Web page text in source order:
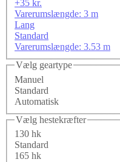
+35 kr.
Varerumslængde: 3 m
Lang
Standard
Varerumslængde: 3.53 m
Vælg geartype
Manuel
Standard
Automatisk
Vælg hestekræfter
130 hk
Standard
165 hk